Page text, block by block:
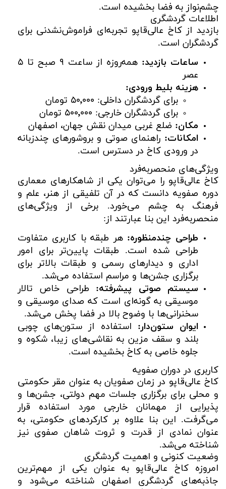
چشم‌نواز به فضا بخشیده است.
اطلاعات گردشگری
بازدید از کاخ عالی‌قاپو تجربه‌ای فراموش‌نشدنی برای
گردشگران است.
ساعات بازدید:
همه‌روزه از ساعت ۹ صبح تا ۵
عصر
هزینه بلیط ورودی:
برای گردشگران داخلی: ۵۰٬۰۰۰ تومان
برای گردشگران خارجی: ۵۰۰٬۰۰۰ تومان
مکان: ضلع غربی میدان نقش جهان، اصفهان
امکانات: راهنمای صوتی و بروشورهای چندزبانه
در ورودی کاخ در دسترس است.
ویژگی‌های منحصربه‌فرد
کاخ عالی‌قاپو را می‌توان یکی از شاهکارهای معماری
دوره صفویه دانست که در آن تلفیقی از هنر، علم و
فرهنگ به چشم می‌خورد. برخی از ویژگی‌های
منحصربه‌فرد این بنا عبارتند از:
طراحی چندمنظوره: هر طبقه با کاربری متفاوت
طراحی شده است. طبقات پایین‌تر برای امور
اداری و دیدارهای رسمی و طبقات بالاتر برای
برگزاری جشن‌ها و مراسم استفاده می‌شد.
سیستم صوتی پیشرفته: طراحی خاص تالار
موسیقی به گونه‌ای است که صدای موسیقی و
سخنرانی‌ها با وضوح بالا در فضا پخش می‌شد.
ایوان ستون‌دار: استفاده از ستون‌های چوبی
بلند و سقف مزین به نقاشی‌های زیبا، شکوه و
جلوه خاصی به کاخ بخشیده است.
کاربری در دوران صفویه
کاخ عالی‌قاپو در زمان صفویان به عنوان مقر حکومتی
و محلی برای برگزاری جلسات مهم دولتی، جشن‌ها و
پذیرایی از مهمانان خارجی مورد استفاده قرار
می‌گرفت. این بنا علاوه بر کارکردهای حکومتی، به
عنوان نمادی از قدرت و ثروت شاهان صفوی نیز
شناخته می‌شد.
وضعیت کنونی و اهمیت گردشگری
امروزه کاخ عالی‌قاپو به عنوان یکی از مهم‌ترین
جاذبه‌های گردشگری اصفهان شناخته می‌شود و